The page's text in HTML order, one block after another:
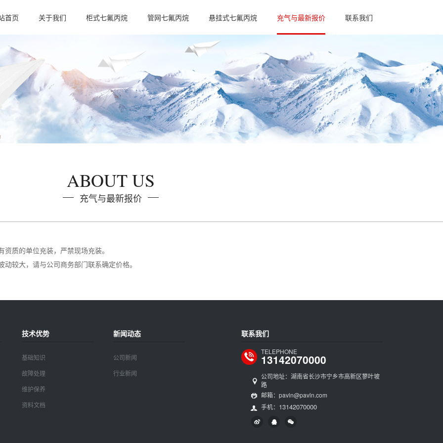
首页 关于我们 柜式七氟丙烷 管网七氟丙烷 悬挂式七氟丙烷 充气与最新报价 联系我们
ABOUT US
充气与最新报价
质的单位充装，严禁现场充装。
较大，请与公司商务部门联系确定价格。
技术优势
基础知识
故障处理
维护保养
资料文档
新闻动态
公司新闻
行业新闻
联系我们
TELEPHONE
13142070000
公司地址：湖南省长沙市宁乡市高新区蓼叶坡
路
邮箱：pavln@pavln.com
手机： 13142070000